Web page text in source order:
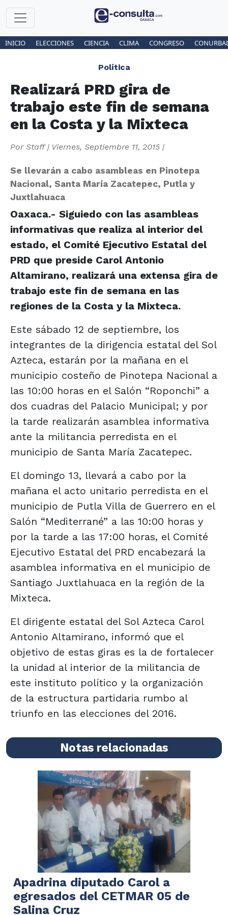
INICIO ELECCIONES CIENCIA CLIMA CONGRESO
Política
Realizará PRD gira de
trabajo este fin de semana
en la Costa y la Mixteca
Por Staff| Viernes, Septiembre 11, 2015 |
Se llevarán a cabo asambleas en Pinotepa
Nacional, Santa María Zacatepec, Putla y
Juxtlahuaca
Oaxaca.- Siguiedo con las asambleas
informativas que realiza al interior del
estado, el Comité Ejecutivo Estatal del
PRD que preside Carol Antonio
Altamirano, realizará una extensa gira de
trabajo este fin de semana en las
regiones de la Costa y la Mixteca.
Este sábado 12 de septiembre, los
integrantes de la dirigencia estatal del Sol
Azteca, estarán por la mañana en el
municipio costeño de Pinotepa Nacional a
las 10:00 horas en el Salón “Roponchi” a
dos cuadras del Palacio Municipal; y por
la tarde realizarán asamblea informativa
ante la militancia perredista en el
municipio de Santa María Zacatepec.
El domingo 13, llevará a cabo por la
mañana el acto unitario perredista en el
municipio de Putla Villa de Guerrero en el
Salón “Mediterrané” a las 10:00 horas y
por la tarde a las 17:00 horas, el Comité
Ejecutivo Estatal del PRD encabezará la
asamblea informativa en el municipio de
Santiago Juxtlahuaca en la región de la
Mixteca.
El dirigente estatal del Sol Azteca Carol
Antonio Altamirano, informó que el
objetivo de estas giras es la de fortalecer
la unidad al interior de la militancia de
este instituto político y la organización
de la estructura partidaria rumbo al
triunfo en las elecciones del 2016.
Notas relacionadas
Apadrina diputado Carol a
egresados del CETMAR 05 de
Salina Cruz